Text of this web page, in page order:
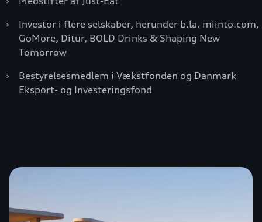
›
Investor i flere selskaber, herunder b.la. miinto.com,
GoMore, Ditur, BOLD Drinks & Shaping New
Tomorrow
›
Bestyrelsesmedlem i Vækstfonden og Danmark
Eksport- og Investeringsfond